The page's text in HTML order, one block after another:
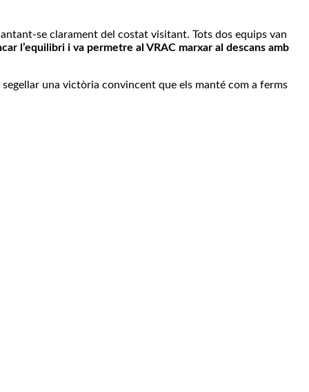
se clarament del costat visitant. Tots dos equips van
l’equilibri i va permetre al VRAC marxar al descans amb
una victòria convincent que els manté com a ferms